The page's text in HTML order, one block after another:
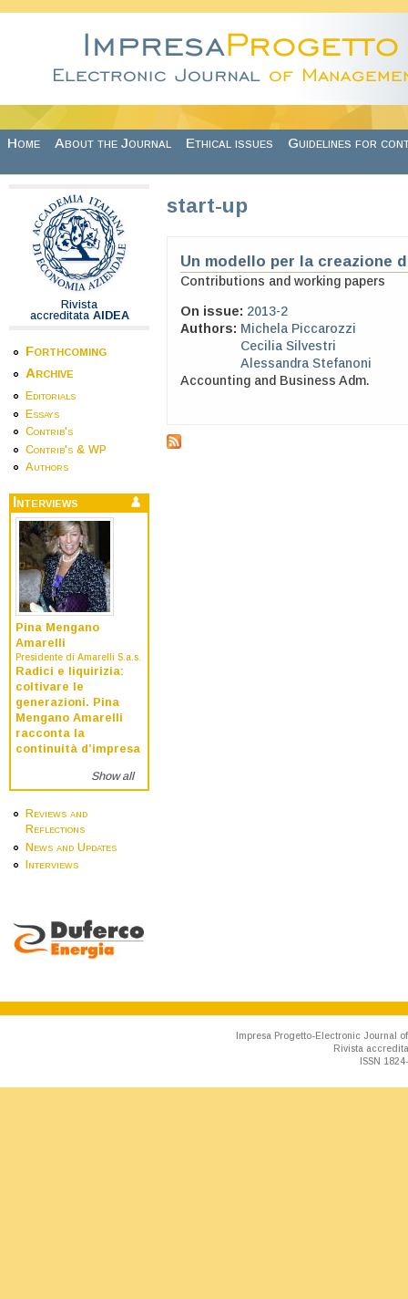
Home About the Journal Ethical issues Guidelines for
Rivista
accreditata AIDEA
Forthcoming
Archive
Editorials
Essays
Contrib's
Contrib's & WP
Authors
Interviews
Pina Mengano
Amarelli
Presidente di Amarelli S.a.s.
Radici e liquirizia:
coltivare le
generazioni. Pina
Mengano Amarelli
racconta la
continuità d’impresa
Show all
Reviews and
Reflections
News and Updates
Interviews
start-up
Un modello per la creazione
Contributions and working papers
On issue: 2013-2
Authors: Michela Piccarozzi
Cecilia Silvestri
Alessandra Stefanoni
Accounting and Business Adm.
Impresa Progetto-Electronic Journal
Rivista
ISSN